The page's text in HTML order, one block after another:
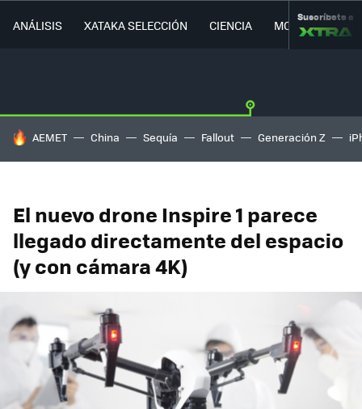
ANÁLISIS XATAKA SELECCIÓN CIENCIA MOVILIDAD
Suscríbete a
HOY SE HABLA DE
AEMET China Sequía Fallout Generación Z
El nuevo drone Inspire 1 parece
llegado directamente del espacio
(y con cámara 4K)